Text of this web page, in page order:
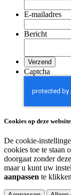
E-mailadres
Bericht
Captcha
Cookies op deze website
De cookie-
cookies toe te staan
doorgaat zonder
maar u kunt uw
aanpassen te